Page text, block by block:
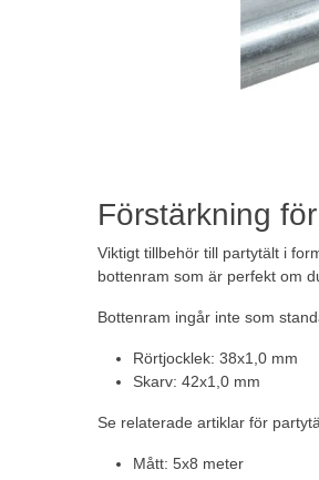
Förstärkning
Viktigt tillbehör till partytält i
bottenram som är perfekt om
Bottenram ingår inte som
Rörtjocklek: 38x1,0 mm
Skarv: 42x1,0 mm
Se relaterade artiklar för
Mått: 5x8 meter